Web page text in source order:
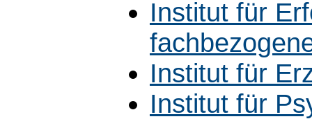
Institut für
Institut für
Institut für